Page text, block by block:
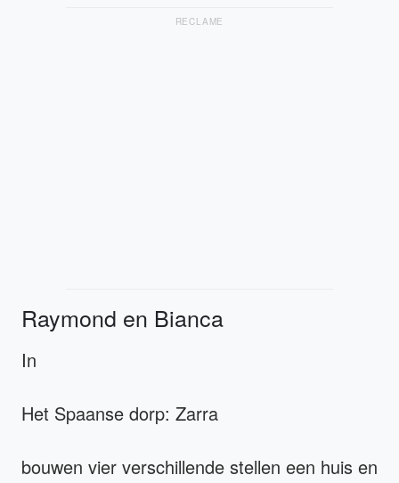
RECLAME
Raymond en Bianca
In
Het Spaanse dorp: Zarra
bouwen vier verschillende stellen een huis en